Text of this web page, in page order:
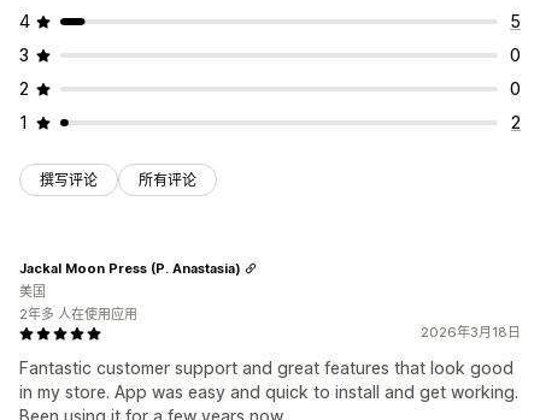
4
5
3
0
2
0
1
2
撰写评论 所有评论
2026年3月18日
Fantastic customer support and great features that look good
in my store. App was easy and quick to install and get working.
Jackal Moon Press (P. Anastasia)
美国
2年多 人在使用应用